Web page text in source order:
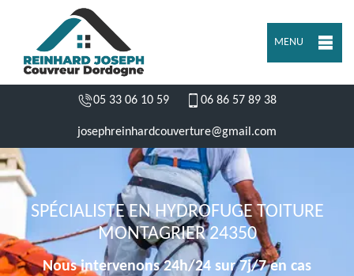
MENU
05 33 06 10 59 06 86 57 89 38
josephreinhardcouverture@gmail.com
SPÉCIALISTE EN HYDROFUGE TOITURE
MONTAGRIER 24350
Nous intervenons 24h/24 sur 7j/7 en cas